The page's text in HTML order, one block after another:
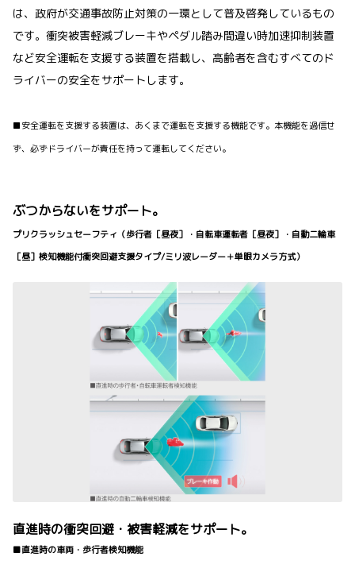
は、政府が交通事故防止対策の一環として普及啓発しているもの
です。衝突被害軽減ブレーキやペダル踏み間違い時加速抑制装置
など安全運転を支援する装置を搭載し、高齢者を含むすべてのド
ライバーの安全をサポートします。
■安全運転を支援する装置は、あくまで運転を支援する機能です。本機能を過信せ
ず、必ずドライバーが責任を持って運転してください。
ぶつからないをサポート。
プリクラッシュセーフティ（歩行者［昼夜］・自転車運転者［昼夜］・自動二輪車
［昼］検知機能付衝突回避支援タイプ/ミリ波レーダー＋単眼カメラ方式）
直進時の衝突回避・被害軽減をサポート。
■直進時の車両・歩行者検知機能